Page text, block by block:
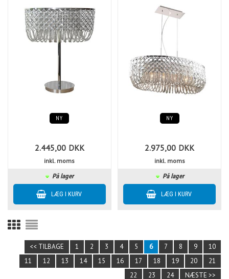
NY
2.445,00 DKK
inkl. moms
På lager
NY
2.975,00 DKK
inkl. moms
På lager
<< TILBAGE 1 2 3 4 5 6 7 8 9
10
11
12 13 14 15 16 17 18 19 20
21
22
23 24 NÆSTE >>